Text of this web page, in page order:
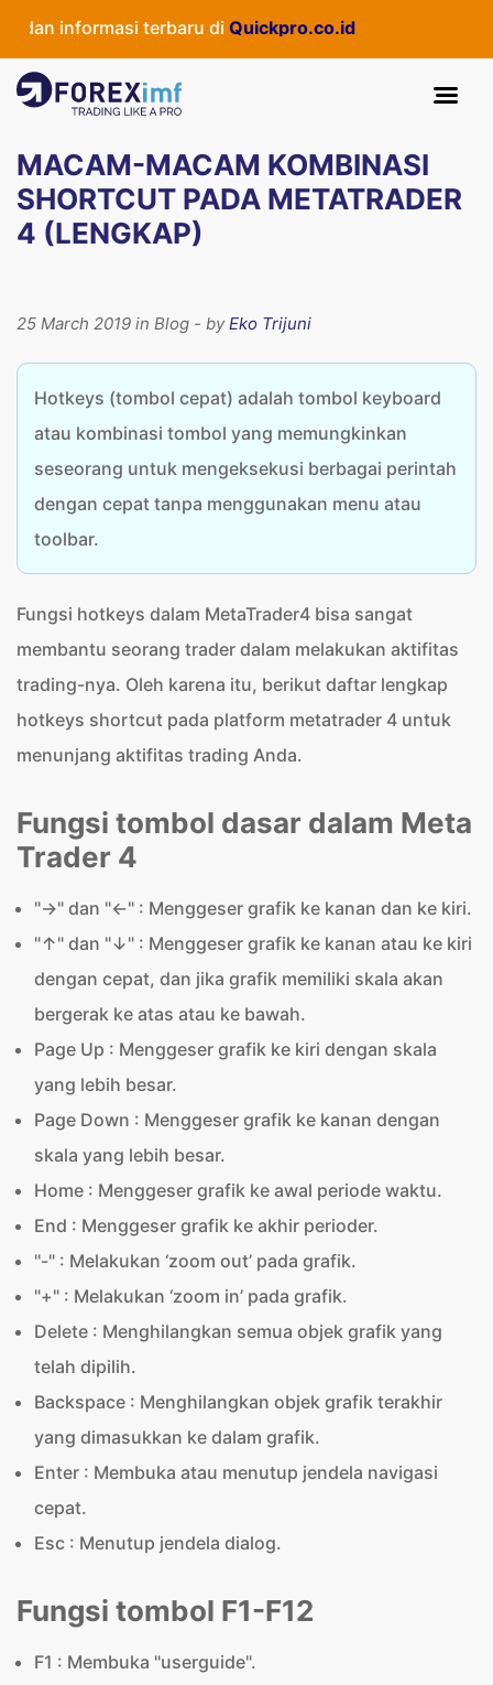
informasi terbaru diQuickpro.co.id
MACAM-MACAM KOMBINASI
SHORTCUT PADA METATRADER
4 (LENGKAP)
25 March 2019 in Blog - byEko Trijuni
Hotkeys (tombol cepat) adalah tombol keyboard
atau kombinasi tombol yang memungkinkan
seseorang untuk mengeksekusi berbagai perintah
dengan cepat tanpa menggunakan menu atau
toolbar.
Fungsi hotkeys dalam MetaTrader4 bisa sangat
membantu seorang trader dalam melakukan aktifitas
trading-nya. Oleh karena itu, berikut daftar lengkap
hotkeys shortcut pada platform metatrader 4 untuk
menunjang aktifitas trading Anda.
Fungsi tombol dasar dalam Meta
Trader 4
"→" dan "←" : Menggeser grafik ke kanan dan ke kiri.
"↑" dan "↓" : Menggeser grafik ke kanan atau ke kiri
dengan cepat, dan jika grafik memiliki skala akan
bergerak ke atas atau ke bawah.
Page Up : Menggeser grafik ke kiri dengan skala
yang lebih besar.
Page Down : Menggeser grafik ke kanan dengan
skala yang lebih besar.
Home : Menggeser grafik ke awal periode waktu.
End : Menggeser grafik ke akhir perioder.
"-" : Melakukan ‘zoom out’ pada grafik.
"+" : Melakukan ‘zoom in’ pada grafik.
Delete : Menghilangkan semua objek grafik yang
telah dipilih.
Backspace : Menghilangkan objek grafik terakhir
yang dimasukkan ke dalam grafik.
Enter : Membuka atau menutup jendela navigasi
cepat.
Esc : Menutup jendela dialog.
Fungsi tombol F1-F12
F1 : Membuka "userguide".